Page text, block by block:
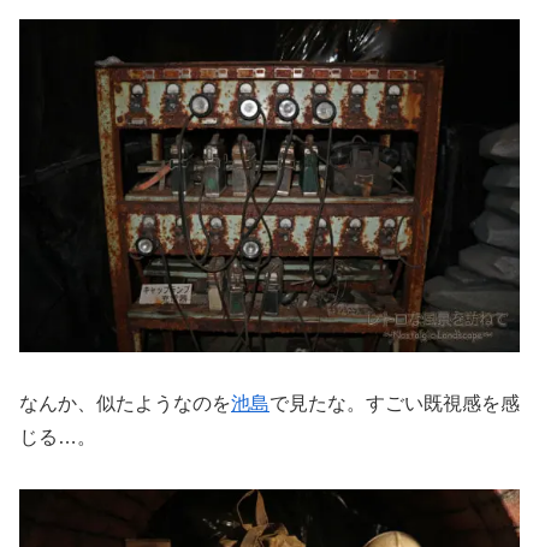
なんか、似たようなのを池島で見たな。すごい既視感を感
じる…。